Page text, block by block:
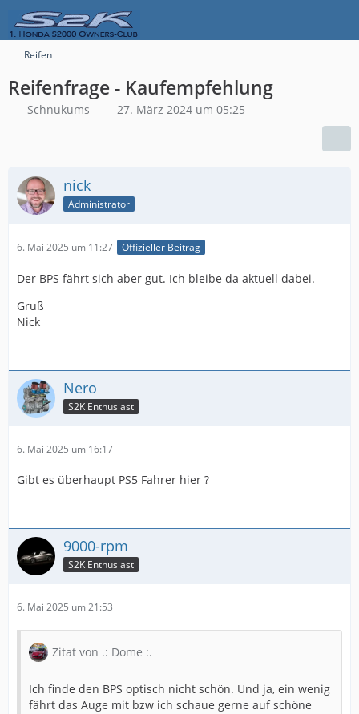
Reifen
Reifenfrage - Kaufempfehlung
Schnukums 27. März 2024 um 05:25
nick
Administrator
6. Mai 2025 um 11:27 Offizieller Beitrag
Der BPS fährt sich aber gut. Ich bleibe da aktuell dabei.
Gruß
Nick
Nero
S2K Enthusiast
6. Mai 2025 um 16:17
Gibt es überhaupt PS5 Fahrer hier ?
9000-rpm
S2K Enthusiast
6. Mai 2025 um 21:53
Zitat von .: Dome :.
Ich finde den BPS optisch nicht schön. Und ja, ein wenig
fährt das Auge mit bzw ich schaue gerne auf schöne